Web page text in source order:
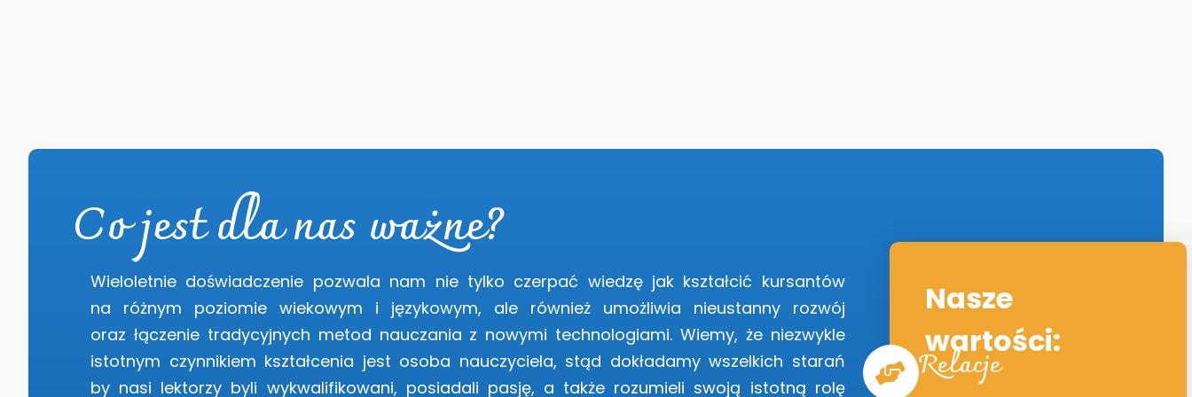
Co jest dla nas ważne?
Wieloletnie doświadczenie pozwala nam nie tylko czerpać wiedzę jak kształcić kursantów
na różnym poziomie wiekowym i językowym, ale również umożliwia nieustanny rozwój
oraz łączenie tradycyjnych metod nauczania z nowymi technologiami. Wiemy, że niezwykle
istotnym czynnikiem kształcenia jest osoba nauczyciela, stąd dokładamy wszelkich starań
by nasi lektorzy byli wykwalifikowani, posiadali pasję, a także rozumieli swoją istotną rolę
Nasze
wartości:
Relacje